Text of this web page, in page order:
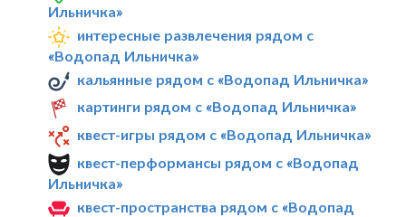
Ильничка»
интересные развлечения рядом с
«Водопад Ильничка»
кальянные рядом с «Водопад Ильничка»
картинги рядом с «Водопад Ильничка»
квест-игры рядом с «Водопад Ильничка»
квест-перформансы рядом с «Водопад
Ильничка»
квест-пространства рядом с «Водопад